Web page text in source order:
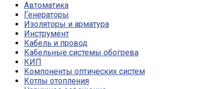
Автоматика
Генераторы
Изоляторы и арматура
Инструмент
Кабель и провод
Кабельные системы обогрева
КИП
Компоненты оптических систем
Котлы отопления